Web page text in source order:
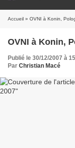
Accueil » OVNI à Konin,
OVNI à Konin,
Publié le 30/12/2007 à
Par Christian Macé